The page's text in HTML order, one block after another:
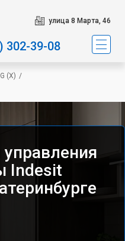
улица 8 Марта, 46
302-39-08
(X) /
Indesit